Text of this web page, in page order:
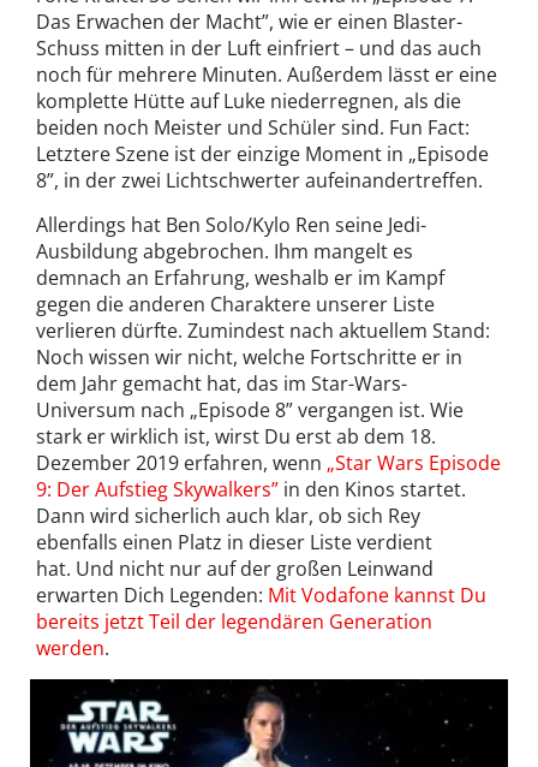
Das Erwachen der Macht”, wie er einen Blaster-
Schuss mitten in der Luft einfriert – und das auch
noch für mehrere Minuten. Außerdem lässt er eine
komplette Hütte auf Luke niederregnen, als die
beiden noch Meister und Schüler sind. Fun Fact:
Letztere Szene ist der einzige Moment in „Episode
8”, in der zwei Lichtschwerter aufeinandertreffen.
Allerdings hat Ben Solo/Kylo Ren seine Jedi-
Ausbildung abgebrochen. Ihm mangelt es
demnach an Erfahrung, weshalb er im Kampf
gegen die anderen Charaktere unserer Liste
verlieren dürfte. Zumindest nach aktuellem Stand:
Noch wissen wir nicht, welche Fortschritte er in
dem Jahr gemacht hat, das im Star-Wars-
Universum nach „Episode 8” vergangen ist. Wie
stark er wirklich ist, wirst Du erst ab dem 18.
Dezember 2019 erfahren, wenn „Star Wars Episode
9: Der Aufstieg Skywalkers” in den Kinos startet.
Dann wird sicherlich auch klar, ob sich Rey
ebenfalls einen Platz in dieser Liste verdient
hat. Und nicht nur auf der großen Leinwand
erwarten Dich Legenden: Mit Vodafone kannst Du
bereits jetzt Teil der legendären Generation
werden.